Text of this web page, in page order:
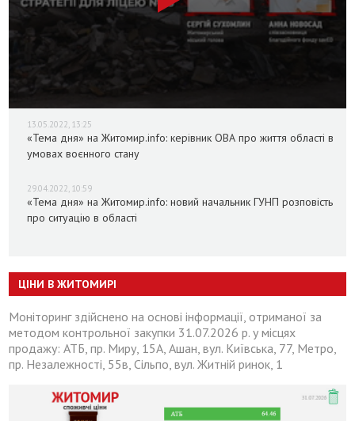
13.05.2022, 13:25
«Тема дня» на Житомир.info: керівник ОВА про життя області в
умовах воєнного стану
29.04.2022, 10:59
«Тема дня» на Житомир.info: новий начальник ГУНП розповість
про ситуацію в області
ЦІНИ В ЖИТОМИРІ
Моніторинг здійснено на основі інформації, отриманої за
методом контрольної закупки 31.07.2026 р. у місцях
продажу: АТБ, пр. Миру, 15А, Ашан, вул. Київська, 77, Метро,
пр. Незалежності, 55в, Сільпо, вул. Житній ринок, 1